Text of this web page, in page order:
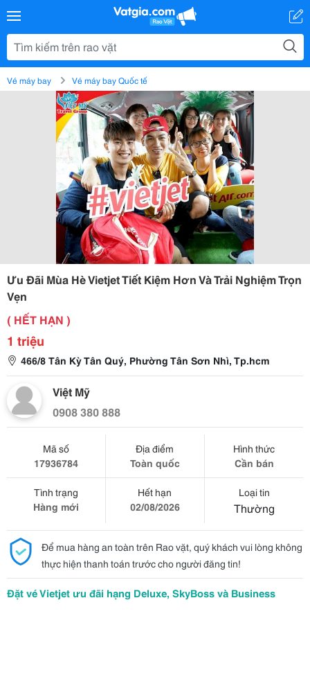
Vé máy bay Vé máy bay Quốc tế
Ưu Đãi Mùa Hè Vietjet Tiết Kiệm Hơn Và Trải Nghiệm Trọn
Vẹn
( HẾT HẠN )
1 triệu
466/8 Tân Kỳ Tân Quý, Phường Tân Sơn Nhì, Tp.hcm
Việt Mỹ
0908 380 888
Mã số
17936784
Địa điểm
Toàn quốc
Hình thức
Cần bán
Tình trạng
Hàng mới
Hết hạn
02/08/2026
Loại tin
Thường
Để mua hàng an toàn trên Rao vặt, quý khách vui lòng không
thực hiện thanh toán trước cho người đăng tin!
Đặt vé Vietjet ưu đãi hạng Deluxe, SkyBoss và Business